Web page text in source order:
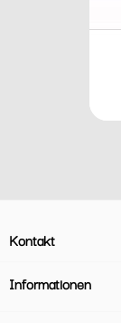
Kontakt
Informationen